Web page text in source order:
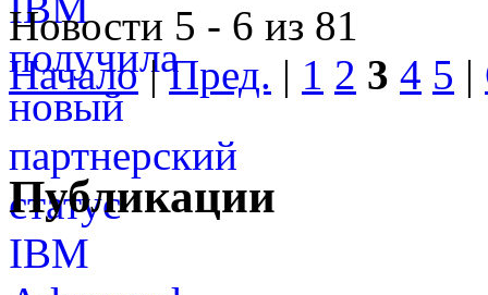
Новости 5 - 6 из 81
Начало|Пред. | 1 2 3 4 5 |
Публикации